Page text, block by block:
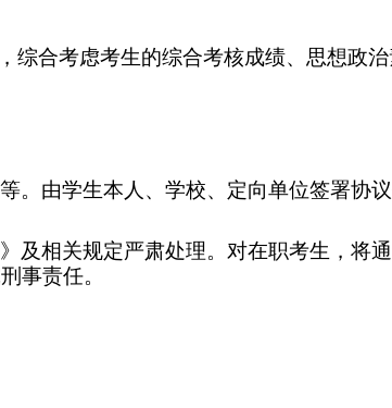
综合考虑考生的综合考核成绩、思想政
。由学生本人、学校、定向单位签署协
及相关规定严肃处理。对在职考生，将
事责任。